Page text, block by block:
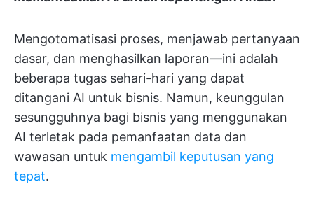
Mengotomatisasi proses, menjawab pertanyaan
dasar, dan menghasilkan laporan—ini adalah
beberapa tugas sehari-hari yang dapat
ditangani AI untuk bisnis. Namun, keunggulan
sesungguhnya bagi bisnis yang menggunakan
AI terletak pada pemanfaatan data dan
wawasan untuk mengambil keputusan yang
tepat.